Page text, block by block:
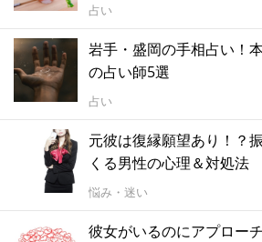
占い
岩手・盛岡の手相占い！
の占い師5選
占い
元彼は復縁願望あり！？
くる男性の心理＆対処法
悩み・迷い
彼女がいるのにアプロー